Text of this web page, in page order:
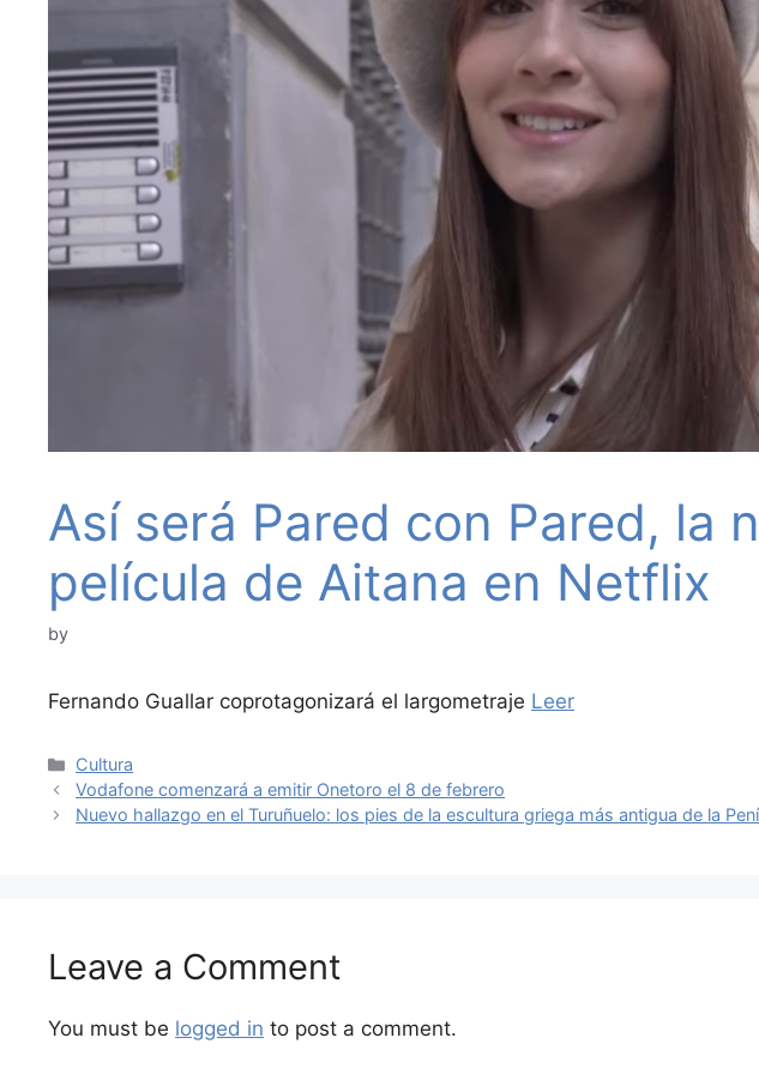
Así será Pared con Pared, la
película de Aitana en Netflix
by
Fernando Guallar coprotagonizará el largometraje Leer
Categories
Cultura
Vodafone comenzará a emitir Onetoro el 8 de febrero
Nuevo hallazgo en el Turuñuelo: los pies de la escultura griega más antigua de la
Leave a Comment
You must be logged in to post a comment.